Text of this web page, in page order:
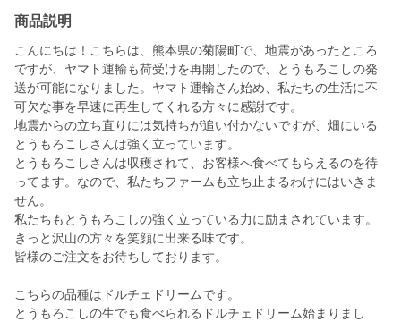
商品説明
こんにちは！こちらは、熊本県の菊陽町で、地震があったところ
ですが、ヤマト運輸も荷受けを再開したので、とうもろこしの発
送が可能になりました。ヤマト運輸さん始め、私たちの生活に不
可欠な事を早速に再生してくれる方々に感謝です。
地震からの立ち直りには気持ちが追い付かないですが、畑にいる
とうもろこしさんは強く立っています。
とうもろこしさんは収穫されて、お客様へ食べてもらえるのを待
ってます。なので、私たちファームも立ち止まるわけにはいきま
せん。
私たちもとうもろこしの強く立っている力に励まされています。
きっと沢山の方々を笑顔に出来る味です。
皆様のご注文をお待ちしております。
こちらの品種はドルチェドリームです。
とうもろこしの生でも食べられるドルチェドリーム始まりまし